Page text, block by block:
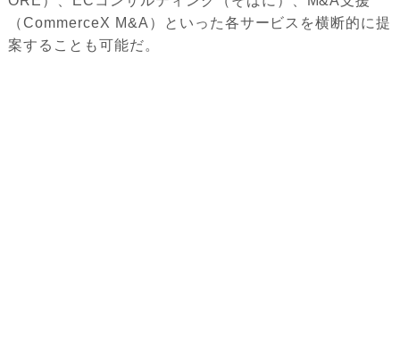
（CommerceX M&A）といった各サービスを横断的に提
案することも可能だ。